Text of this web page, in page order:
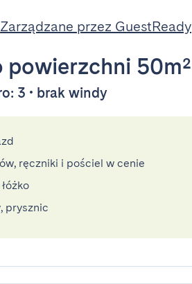
Zarządzane przez GuestReady
powierzchni 50m²
3 • brak windy
ręczniki i pościel w cenie
prysznic